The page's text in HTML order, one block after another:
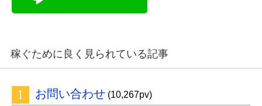
稼ぐために良く見られている記事
お問い合わせ (10,267pv)